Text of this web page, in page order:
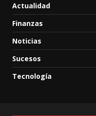
Actualidad
Finanzas
Noticias
Sucesos
Tecnología